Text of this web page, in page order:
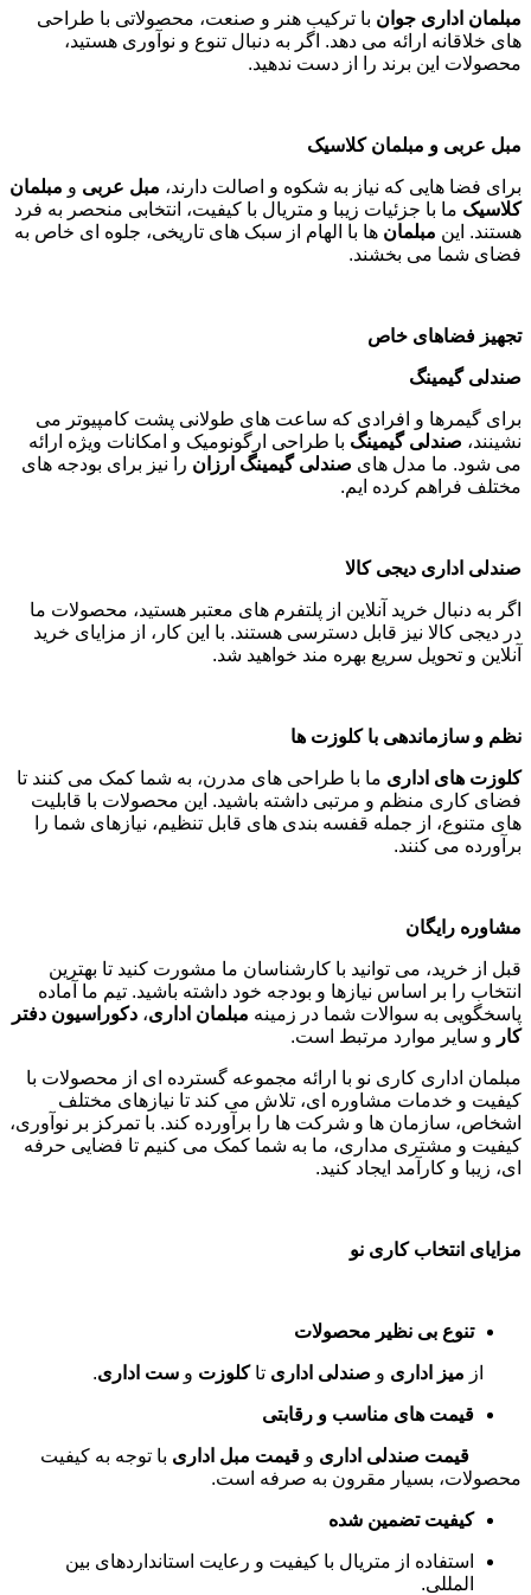
مبلمان اداری جوان با ترکیب هنر و صنعت، محصولاتی با طراحی
های خلاقانه ارائه می دهد. اگر به دنبال تنوع و نوآوری هستید،
محصولات این برند را از دست ندهید.
مبل عربی و مبلمان کلاسیک
برای فضا هایی که نیاز به شکوه و اصالت دارند، مبل عربی و مبلمان
کلاسیک ما با جزئیات زیبا و متریال با کیفیت، انتخابی منحصر به فرد
هستند. این مبلمان ها با الهام از سبک های تاریخی، جلوه ای خاص به
فضای شما می بخشند.
تجهیز فضاهای خاص
صندلی گیمینگ
برای گیمرها و افرادی که ساعت های طولانی پشت کامپیوتر می
نشینند، صندلی گیمینگ با طراحی ارگونومیک و امکانات ویژه ارائه
می شود. ما مدل های صندلی گیمینگ ارزان را نیز برای بودجه های
مختلف فراهم کرده ایم.
صندلی اداری دیجی کالا
اگر به دنبال خرید آنلاین از پلتفرم های معتبر هستید، محصولات ما
در دیجی کالا نیز قابل دسترسی هستند. با این کار، از مزایای خرید
آنلاین و تحویل سریع بهره مند خواهید شد.
نظم و سازماندهی با کلوزت ها
کلوزت های اداری ما با طراحی های مدرن، به شما کمک می کنند تا
فضای کاری منظم و مرتبی داشته باشید. این محصولات با قابلیت
های متنوع، از جمله قفسه بندی های قابل تنظیم، نیازهای شما را
برآورده می کنند.
مشاوره رایگان
قبل از خرید، می توانید با کارشناسان ما مشورت کنید تا بهترین
انتخاب را بر اساس نیازها و بودجه خود داشته باشید. تیم ما آماده
پاسخگویی به سوالات شما در زمینه مبلمان اداری، دکوراسیون دفتر
کار و سایر موارد مرتبط است.
مبلمان اداری کاری نو با ارائه مجموعه گسترده ای از محصولات با
کیفیت و خدمات مشاوره ای، تلاش می کند تا نیازهای مختلف
اشخاص، سازمان ها و شرکت ها را برآورده کند. با تمرکز بر نوآوری،
کیفیت و مشتری مداری، ما به شما کمک می کنیم تا فضایی حرفه
ای، زیبا و کارآمد ایجاد کنید.
مزایای انتخاب کاری نو
تنوع بی نظیر محصولات
از میز اداری و صندلی اداری تاکلوزت و ست اداری.
قیمت های مناسب و رقابتی
قیمت صندلی اداری و قیمت مبل اداری با توجه به کیفیت
محصولات، بسیار مقرون به صرفه است.
کیفیت تضمین شده
استفاده از متریال با کیفیت و رعایت استانداردهای بین
المللی.